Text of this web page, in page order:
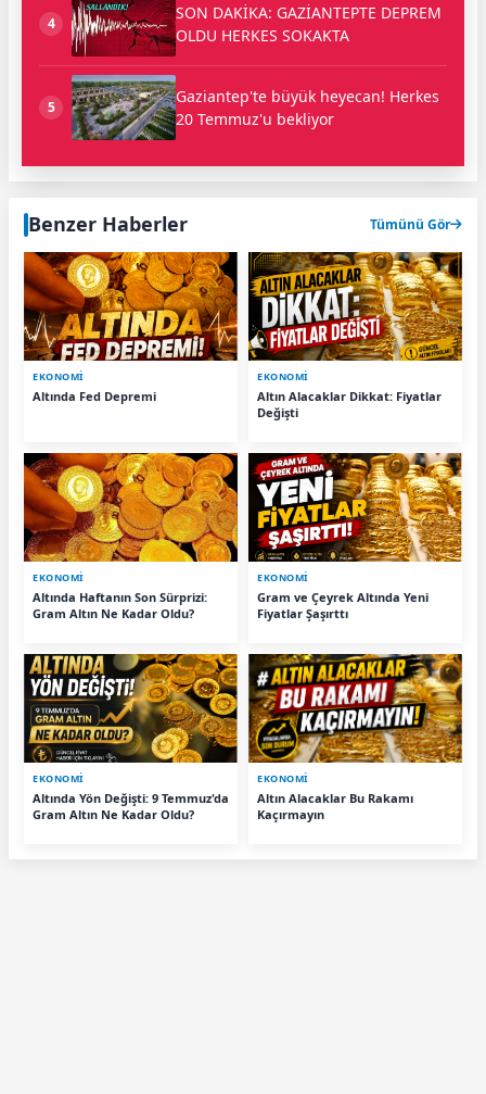
4
SON DAKİKA: GAZİANTEPTE DEPREM
OLDU HERKES SOKAKTA
5
Gaziantep'te büyük heyecan! Herkes
20 Temmuz'u bekliyor
Benzer Haberler Tümünü Gör
EKONOMİ
Altında Fed Depremi
EKONOMİ
Altın Alacaklar Dikkat: Fiyatlar
Değişti
EKONOMİ
Altında Haftanın Son Sürprizi:
Gram Altın Ne Kadar Oldu?
EKONOMİ
Gram ve Çeyrek Altında Yeni
Fiyatlar Şaşırttı
EKONOMİ
Altında Yön Değişti: 9 Temmuz'da
Gram Altın Ne Kadar Oldu?
EKONOMİ
Altın Alacaklar Bu Rakamı
Kaçırmayın